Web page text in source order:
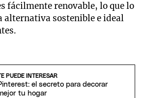
fácilmente renovable, lo que lo
alternativa sostenible e ideal
PUEDE INTERESAR
el secreto para decorar
tu hogar